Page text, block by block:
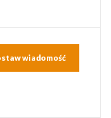
wiadomość